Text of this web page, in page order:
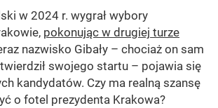
w 2024 r. wygrał wybory
pokonując w drugiej turze
nazwisko Gibały – chociaż on sam
swojego startu – pojawia się
kandydatów. Czy ma realną szansę
o fotel prezydenta Krakowa?